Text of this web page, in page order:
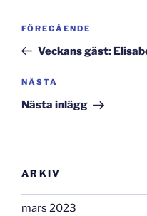
Inläggsnavigering
Föregående
inlägg
FÖREGÅENDE
Veckans gäst:
Nästa
inlägg
NÄSTA
Nästa inlägg
ARKIV
mars 2023